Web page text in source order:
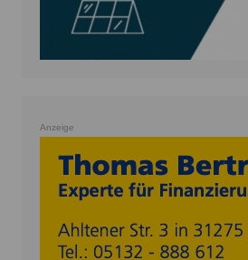
Anzeige